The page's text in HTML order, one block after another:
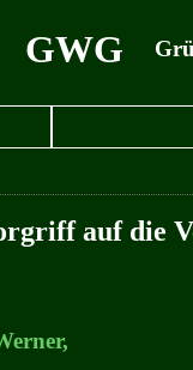
GWG
auf die